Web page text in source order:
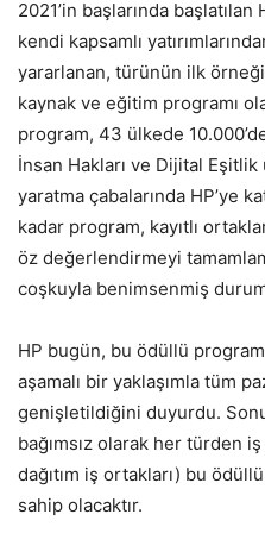
2021’in başlarında
kendi kapsamlı
yararlanan, türünün ilk
kaynak ve eğitim programı
program, 43 ülkede
İnsan Hakları ve Dijital
yaratma çabalarında HP’ye
kadar program, kayıtlı
öz değerlendirmeyi
coşkuyla benimsenmiş
HP bugün, bu ödüllü
aşamalı bir yaklaşımla tüm
genişletildiğini duyurdu.
bağımsız olarak her türden
dağıtım iş ortakları) bu
sahip olacaktır.